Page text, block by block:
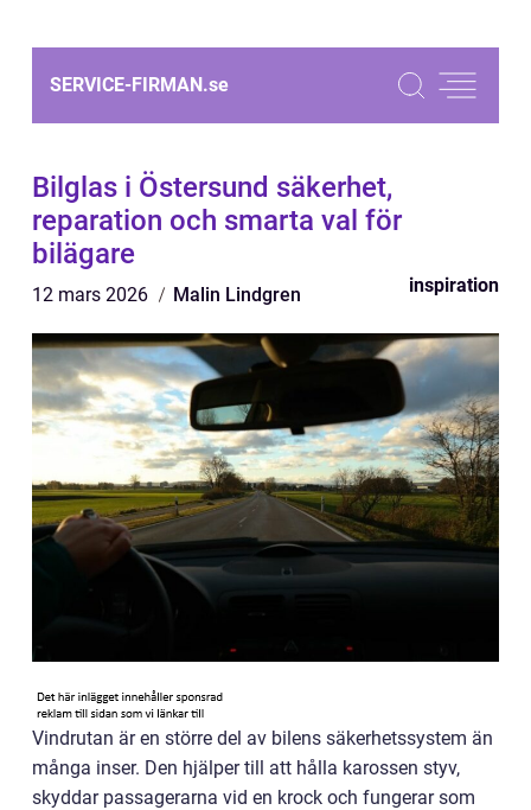
SERVICE-FIRMAN.se
Bilglas i Östersund säkerhet,
reparation och smarta val för
bilägare
12 mars 2026 Malin Lindgren inspiration
Vindrutan är en större del av bilens säkerhetssystem än
många inser. Den hjälper till att hålla karossen styv,
skyddar passagerarna vid en krock och fungerar som